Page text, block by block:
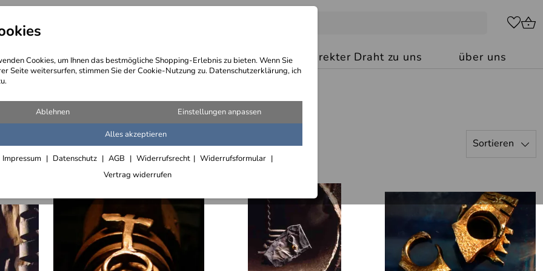
Cookies, um Ihnen das bestmögliche Shopping-Erlebnis zu bieten. Wenn Sie
Seite weitersurfen, stimmen Sie der Cookie-Nutzung zu. Datenschutzerklärung, ich
Ablehnen Einstellungen anpassen
Alles akzeptieren
Impressum Datenschutz AGB Widerrufsrecht
Widerrufsformular
Vertrag widerrufen
Wegebeschreibung @ Kontakt: Ihr direkter Draht zu uns über uns
Sortieren